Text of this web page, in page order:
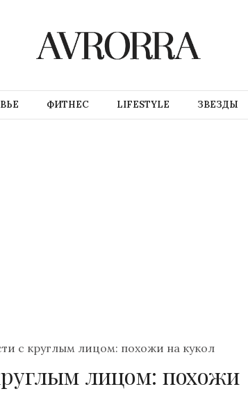
ФИТНЕС LIFESTYLE ЗВЕЗДЫ
с круглым лицом: похожи на кукол
лицом: похожи